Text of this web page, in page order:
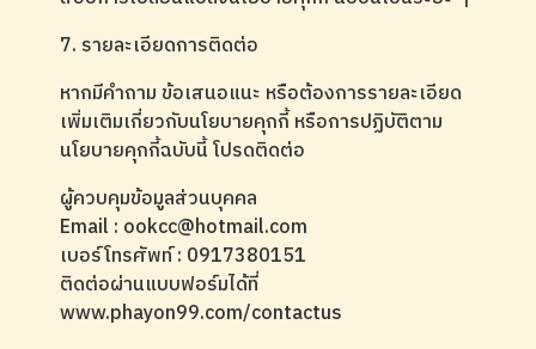
7. รายละเอียดการติดต่อ
หากมีคำถาม ข้อเสนอแนะ หรือต้องการรายละเอียด
เพิ่มเติมเกี่ยวกับนโยบายคุกกี้ หรือการปฏิบัติตาม
นโยบายคุกกี้ฉบับนี้ โปรดติดต่อ
ผู้ควบคุมข้อมูลส่วนบุคคล
Email : ookcc@hotmail.com
เบอร์โทรศัพท์ : 0917380151
ติดต่อผ่านแบบฟอร์มได้ที่
www.phayon99.com/contactus